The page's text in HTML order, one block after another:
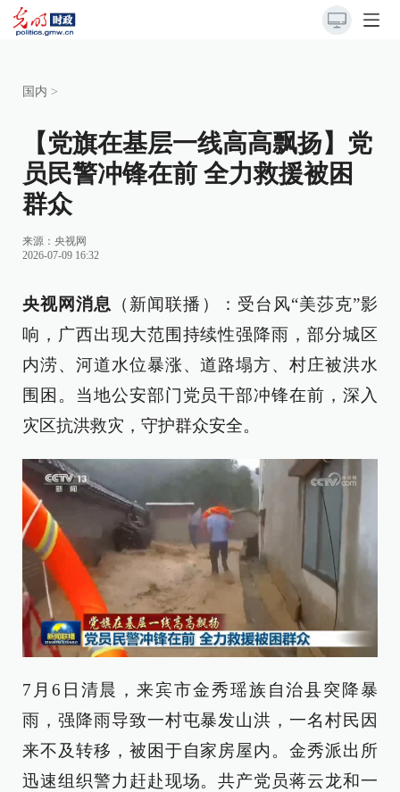
国内 >
【党旗在基层一线高高飘扬】党
员民警冲锋在前 全力救援被困
群众
来源： 央视网
2026-07-09 16:32
央视网消息
（新闻联播）：受台风“美莎克”影
响，广西出现大范围持续性强降雨，部分城区
内涝、河道水位暴涨、道路塌方、村庄被洪水
围困。当地公安部门党员干部冲锋在前，深入
灾区抗洪救灾，守护群众安全。
7月6日清晨，来宾市金秀瑶族自治县突降暴
雨，强降雨导致一村屯暴发山洪，一名村民因
来不及转移，被困于自家房屋内。金秀派出所
迅速组织警力赶赴现场。共产党员蒋云龙和一